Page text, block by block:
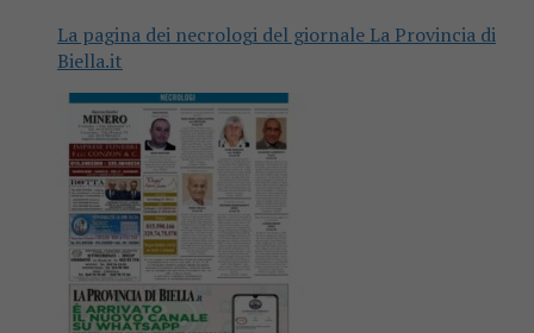
La pagina dei necrologi del giornale La Provincia di
Biella.it